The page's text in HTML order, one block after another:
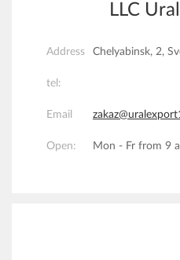
LLC
Address Chelyabinsk, 2,
tel:
Email
Open: Mon - Fr from 9